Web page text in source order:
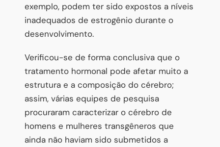
exemplo, podem ter sido expostos a níveis
inadequados de estrogênio durante o
desenvolvimento.
Verificou-se de forma conclusiva que o
tratamento hormonal pode afetar muito a
estrutura e a composição do cérebro;
assim, várias equipes de pesquisa
procuraram caracterizar o cérebro de
homens e mulheres transgêneros que
ainda não haviam sido submetidos a